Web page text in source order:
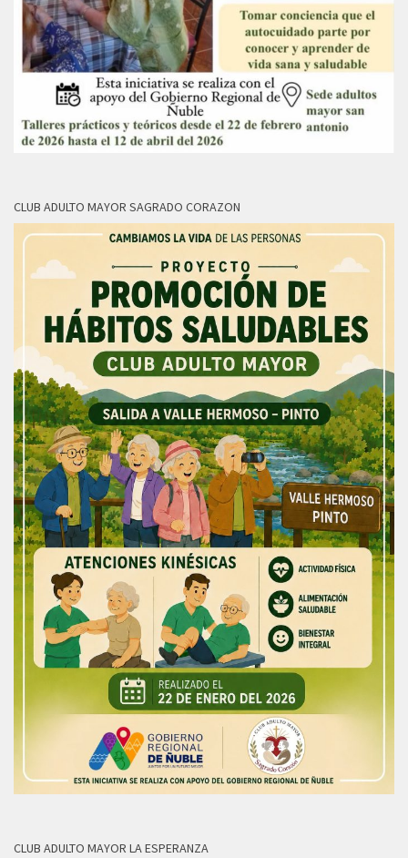
CLUB ADULTO MAYOR SAGRADO CORAZON
CLUB ADULTO MAYOR LA ESPERANZA